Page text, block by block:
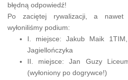
błędną odpowiedź!
Po zaciętej rywalizacji, a nawet
wyłoniliśmy podium:
I. miejsce: Jakub Maik
Jagiellończyka
II. miejsce: Jan Guzy
(wyłoniony po dogrywce!)